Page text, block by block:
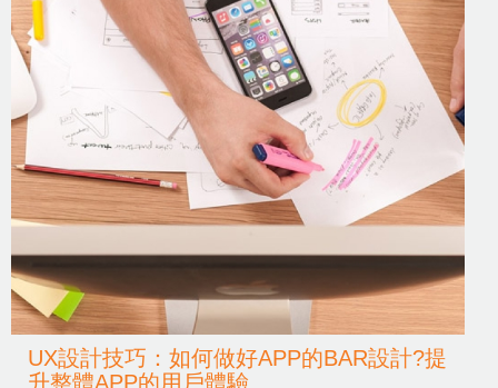
UX設計技巧：如何做好APP的BAR設計?提
升整體APP的用戶體驗